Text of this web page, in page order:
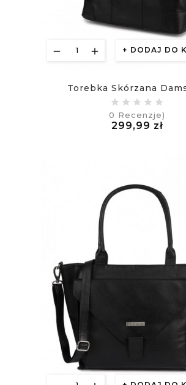
DODAJ DO
Torebka Skórzana
0 Recenzje)
299,99 złCena